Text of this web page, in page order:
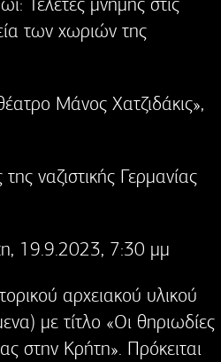
Τελετές μνήμης στις
των χωριών της
Μάνος Χατζιδάκις»,
ναζιστικής Γερμανίας
19.9.2023, 7:30 μμ
αρχειακού υλικού
με τίτλο «Οι θηριωδίες
στην Κρήτη». Πρόκειται